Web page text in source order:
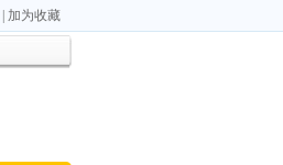
加为收藏